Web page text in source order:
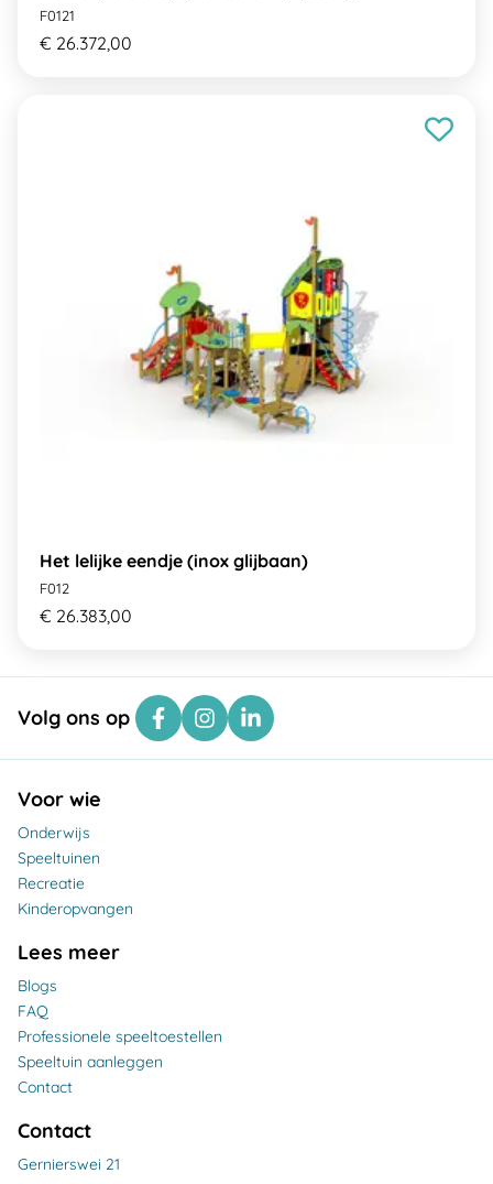
F0121
€ 26.372,00
Het lelijke eendje (inox glijbaan)
F012
€ 26.383,00
Volg ons op
Voor wie
Onderwijs
Speeltuinen
Recreatie
Kinderopvangen
Lees meer
Blogs
FAQ
Professionele speeltoestellen
Speeltuin aanleggen
Contact
Contact
Gernierswei 21